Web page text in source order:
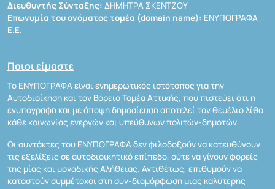
Διευθυντής Σύνταξης: ΔΗΜΗΤΡΑ ΣΚΕΝΤΖΟΥ
Επωνυμία του ονόματος τομέα (domain name): ΕΝΥΠΟΓΡΑΦΑ
Ε.Ε.
Ποιοι είμαστε
Το ΕΝΥΠΟΓΡΑΦΑ είναι ενημερωτικός ιστότοπος για την
Αυτοδιοίκηση και τον Βόρειο Τομέα Αττικής, που πιστεύει ότι η
ενυπόγραφη και με άποψη δημοσίευση αποτελεί τον θεμέλιο λίθο
κάθε κοινωνίας ενεργών και υπεύθυνων πολιτών-δημοτών.
Οι συντάκτες του ΕΝΥΠΟΓΡΑΦΑ δεν φιλοδοξούν να κατευθύνουν
τις εξελίξεις σε αυτοδιοικητικό επίπεδο, ούτε να γίνουν φορείς
της μίας και μοναδικής Αλήθειας. Αντιθέτως, επιθυμούν να
καταστούν συμμέτοχοι στη συν-διαμόρφωση μιας καλύτερης